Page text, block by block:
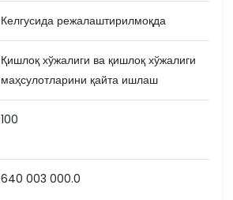
Келгусида режалаштирилмоқда
Қишлоқ хўжалиги ва қишлоқ хўжалиги
маҳсулотларини қайта ишлаш
100
640 003 000.0